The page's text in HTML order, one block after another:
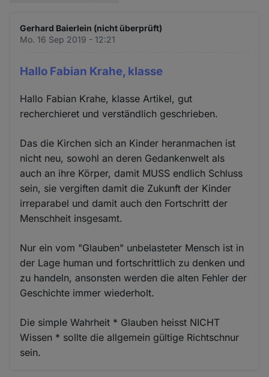
Gerhard Baierlein (nicht überprüft)
Mo. 16 Sep 2019 - 12:21
Hallo Fabian Krahe, klasse
Hallo Fabian Krahe, klasse Artikel, gut
recherchieret und verständlich geschrieben.
Das die Kirchen sich an Kinder heranmachen ist
nicht neu, sowohl an deren Gedankenwelt als
auch an ihre Körper, damit MUSS endlich Schluss
sein, sie vergiften damit die Zukunft der Kinder
irreparabel und damit auch den Fortschritt der
Menschheit insgesamt.
Nur ein vom "Glauben" unbelasteter Mensch ist in
der Lage human und fortschrittlich zu denken und
zu handeln, ansonsten werden die alten Fehler der
Geschichte immer wiederholt.
Die simple Wahrheit * Glauben heisst NICHT
Wissen * sollte die allgemein gültige Richtschnur
sein.